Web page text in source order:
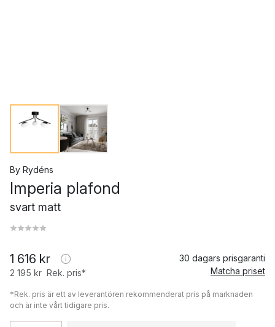
By Rydéns
Imperia plafond
svart matt
1 616 kr
2 195 kr Rek. pris*
30 dagars prisgaranti
Matcha priset
*Rek. pris är ett av leverantören rekommenderat pris på marknaden
och är inte vårt tidigare pris.